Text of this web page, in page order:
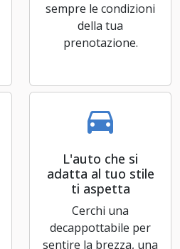
sempre le condizioni
della tua
prenotazione.
L'auto che si
adatta al tuo stile
ti aspetta
Cerchi una
decappottabile per
sentire la brezza, una